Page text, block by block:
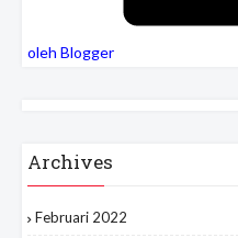
oleh Blogger
Archives
Februari 2022